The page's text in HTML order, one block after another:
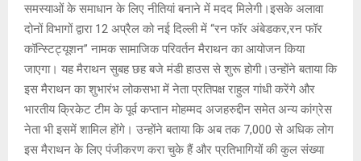
समस्याओं के समाधान के लिए नीतियां बनाने में मदद मिलेगी।इसके अलावा
दोनों विभागों द्वारा 12 अप्रैल को नई दिल्ली में “रन फॉर अंबेडकर,रन फॉर
कॉन्स्टिट्यूशन” नामक सामाजिक परिवर्तन मैराथन का आयोजन किया
जाएगा। यह मैराथन सुबह छह बजे मंडी हाउस से शुरू होगी।उन्होंने बताया कि
इस मैराथन का शुभारंभ लोकसभा में नेता प्रतिपक्ष राहुल गांधी करेंगे और
भारतीय क्रिकेट टीम के पूर्व कप्तान मोहम्मद अजहरुद्दीन समेत अन्य कांग्रेस
नेता भी इसमें शामिल होंगे। उन्होंने बताया कि अब तक 7,000 से अधिक लोग
इस मैराथन के लिए पंजीकरण करा चुके हैं और प्रतिभागियों की कुल संख्या